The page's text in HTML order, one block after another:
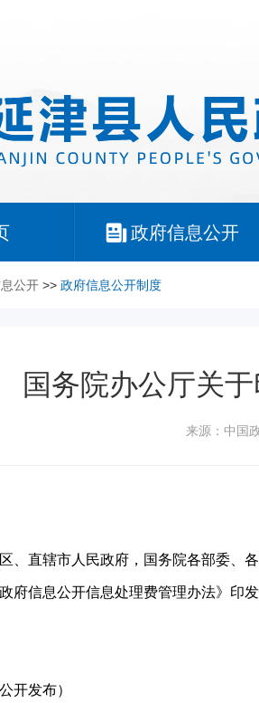
政府信息公开
公开 >> 政府信息公开制度
国务院办公厅关
来源：中国
、直辖市人民政府，国务院各部委、各
信息公开信息处理费管理办法》印发
发布）